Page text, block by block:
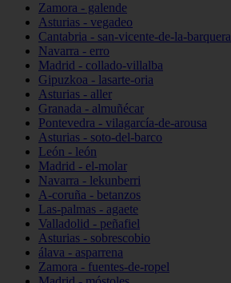
Zamora - galende
Asturias - vegadeo
Cantabria - san-vicente-de-la-barquera
Navarra - erro
Madrid - collado-villalba
Gipuzkoa - lasarte-oria
Asturias - aller
Granada - almuñécar
Pontevedra - vilagarcía-de-arousa
Asturias - soto-del-barco
León - león
Madrid - el-molar
Navarra - lekunberri
A-coruña - betanzos
Las-palmas - agaete
Valladolid - peñafiel
Asturias - sobrescobio
álava - asparrena
Zamora - fuentes-de-ropel